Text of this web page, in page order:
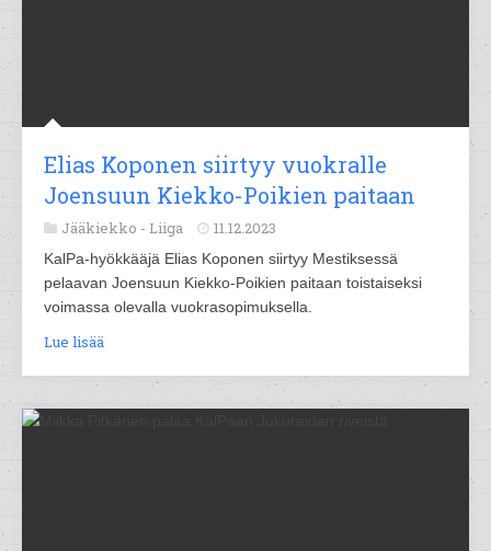
Elias Koponen siirtyy vuokralle
Joensuun Kiekko-Poikien paitaan
Jääkiekko - Liiga 11.12.2023
KalPa-hyökkääjä Elias Koponen siirtyy Mestiksessä
pelaavan Joensuun Kiekko-Poikien paitaan toistaiseksi
voimassa olevalla vuokrasopimuksella.
Lue lisää